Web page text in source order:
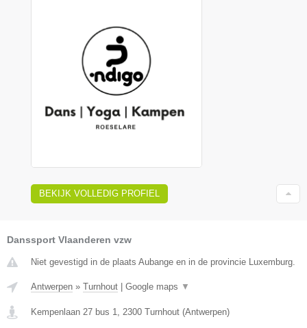
BEKIJK VOLLEDIG PROFIEL
Danssport Vlaanderen vzw
Niet gevestigd in de plaats Aubange en in de provincie Luxemburg.
Antwerpen » Turnhout Google maps ▼
Kempenlaan 27 bus 1 2300 Turnhout (Antwerpen)